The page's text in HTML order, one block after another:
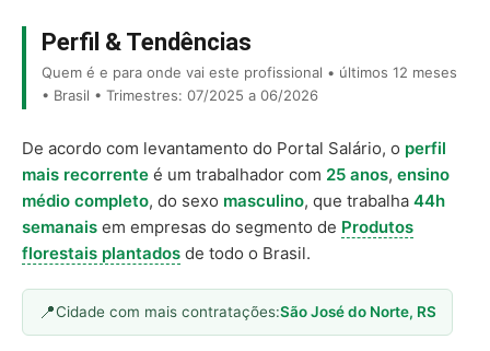
Perfil & Tendências
Quem é e para onde vai este profissional • últimos 12 meses
• Brasil • Trimestres: 07/2025 a 06/2026
De acordo com levantamento do Portal Salário, o perfil
mais recorrente é um trabalhador com 25 anos, ensino
médio completo, do sexo masculino, que trabalha 44h
semanais em empresas do segmento de Produtos
florestais plantados de todo o Brasil.
Cidade com mais contratações:São José do Norte, RS